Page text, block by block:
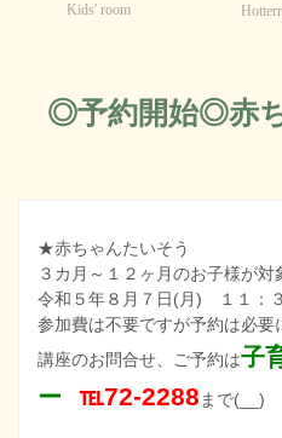
Kids' room
◎予約開始◎赤
★赤ちゃんたいそう
３カ月～１２ヶ月のお子様が対
令和５年８月７日(月) １１：
参加費は不要ですが予約は必要
講座のお問合せ、ご予約は子
ー
℡72-2288 まで(__)